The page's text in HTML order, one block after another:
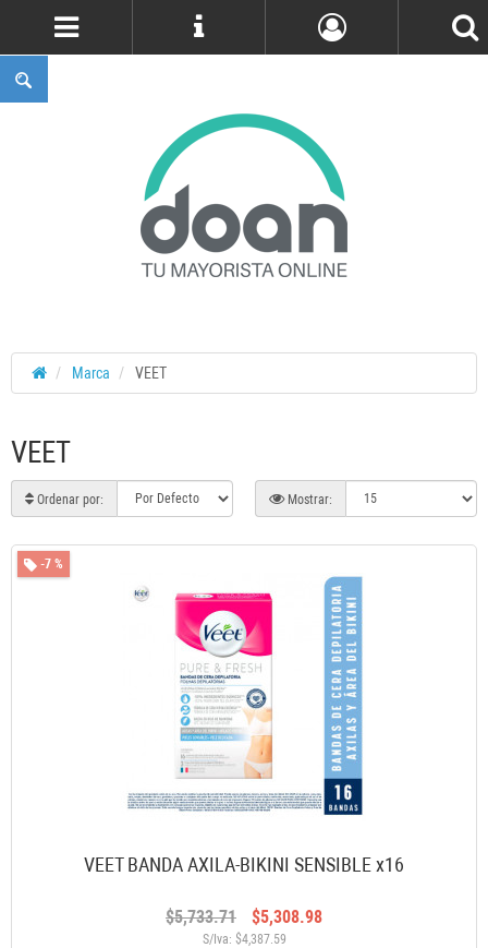
Marca VEET
VEET
Ordenar por: Mostrar:
-7 %
VEET BANDA AXILA-BIKINI SENSIBLE x16
$5,733.71 $5,308.98
S/Iva: $4,387.59